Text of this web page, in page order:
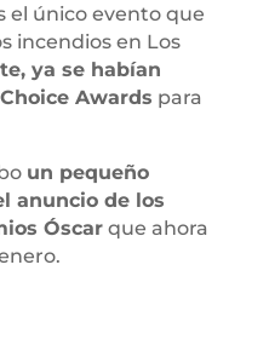
el único evento que
incendios en Los
ya se habían
Awards para
un pequeño
anuncio de los
Óscarque ahora